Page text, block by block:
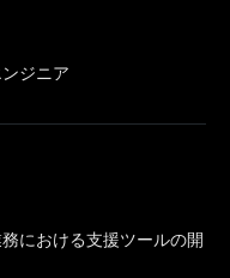
ジニア
における支援ツールの開